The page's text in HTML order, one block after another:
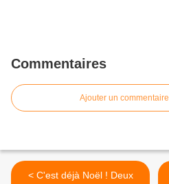
Commentaires
Ajouter un commentaire
< C'est déjà Noël ! Deux